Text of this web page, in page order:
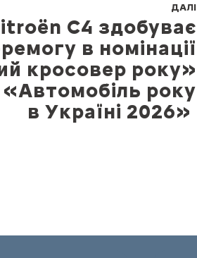
ДАЛІ
C4 здобуває
в номінації
кросовер року»
«Автомобіль року
в Україні 2026»